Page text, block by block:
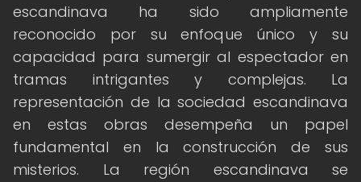
escandinava ha sido ampliamente
reconocido por su enfoque único y su
capacidad para sumergir al espectador en
tramas intrigantes y complejas. La
representación de la sociedad escandinava
en estas obras desempeña un papel
fundamental en la construcción de sus
misterios. La región escandinava se